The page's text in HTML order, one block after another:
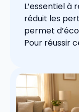
L’essentiel à
réduit les
permet
Pour réussir